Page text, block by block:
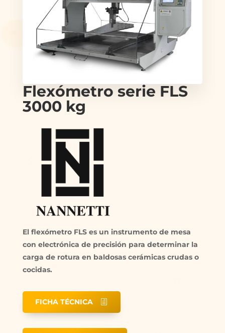
Flexómetro serie FLS
3000 kg
El flexómetro FLS es un instrumento de mesa
con electrónica de precisión para determinar la
carga de rotura en baldosas cerámicas crudas o
cocidas.
FICHA TÉCNICA